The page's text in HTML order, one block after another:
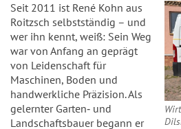
Seit 2011 ist René Kohn aus
Roitzsch selbstständig – und
wer ihn kennt, weiß: Sein Weg
war von Anfang an geprägt
von Leidenschaft für
Maschinen, Boden und
handwerkliche Präzision. Als
gelernter Garten‑ und
Landschaftsbauer begann er